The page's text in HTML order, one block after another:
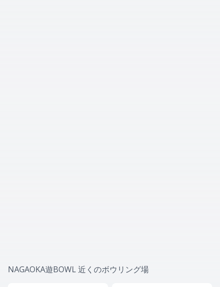
NAGAOKA遊BOWL 近くのボウリング場